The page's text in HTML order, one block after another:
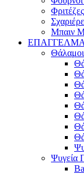
Φριτέζες
Μπαιν
Θάλαμοι
Ψυγεία